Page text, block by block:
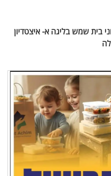
בית שמש בליגה א- איצטדיון